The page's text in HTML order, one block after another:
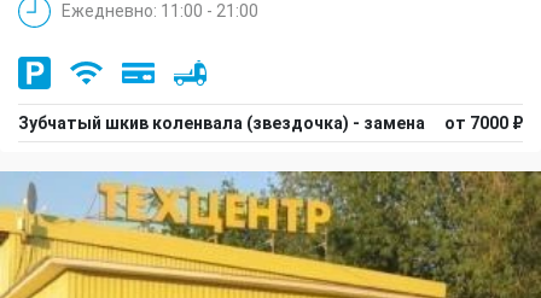
Ежедневно: 11:00 - 21:00
Зубчатый шкив коленвала (звездочка) - замена от 7000 ₽